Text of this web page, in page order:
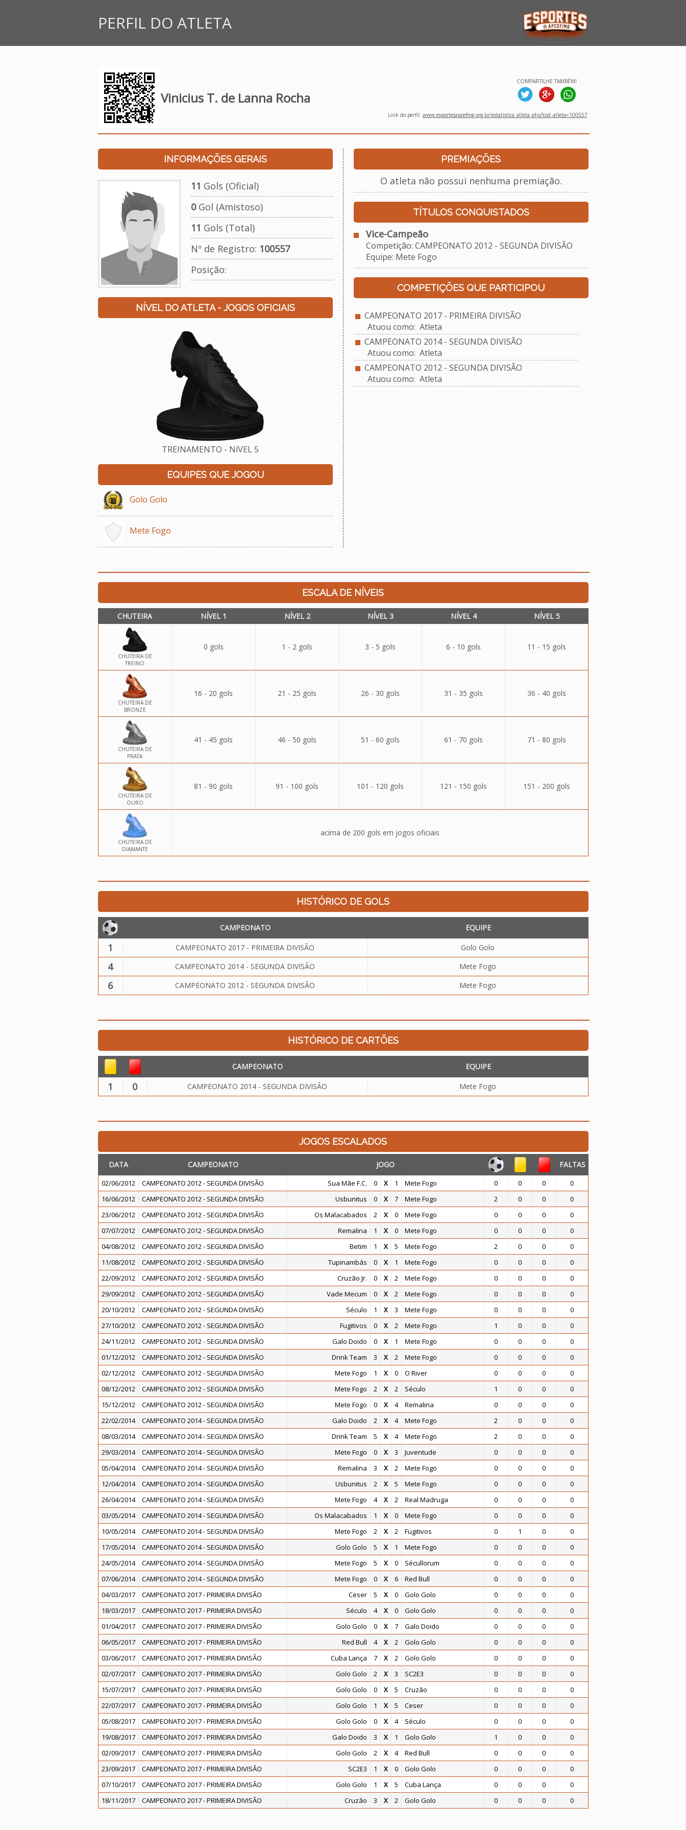
PERFIL DO ATLETA
Vinicius T. de Lanna Rocha
COMPARTILHE TAMBÉM!
Link do perfil: www.esportesapcefmg.org.br/estatistica_atleta.php?cod_atleta=100557
INFORMAÇÕES GERAIS
11 Gols (Oficial)
0Gol (Amistoso)
11 Gols (Total)
Nº de Registro: 100557
Posição:
NÍVEL DO ATLETA - JOGOS OFICIAIS
TREINAMENTO - NíVEL 5
EQUIPES QUE JOGOU
Golo Golo
Mete Fogo
PREMIAÇÕES
O atleta não possui nenhuma premiação.
TÍTULOS CONQUISTADOS
Vice-Campeão
Competição: CAMPEONATO 2012 - SEGUNDA DIVISÃO
Equipe: Mete Fogo
COMPETIÇÕES QUE PARTICIPOU
CAMPEONATO 2017 - PRIMEIRA DIVISÃO
Atuou como: Atleta
CAMPEONATO 2014 - SEGUNDA DIVISÃO
Atuou como: Atleta
CAMPEONATO 2012 - SEGUNDA DIVISÃO
Atuou como: Atleta
ESCALA DE NÍVEIS
CHUTEIRA NÍVEL 1 NÍVEL 2 NÍVEL 3 NÍVEL 4 NÍVEL 5
CHUTEIRA DE
TREINO
0 gols 1 - 2 gols 3 - 5 gols 6 - 10 gols 11 - 15 gols
CHUTEIRA DE
BRONZE
16 - 20 gols 21 - 25 gols 26 - 30 gols 31 - 35 gols 36 - 40 gols
CHUTEIRA DE
PRATA
41 - 45 gols 46 - 50 gols 51 - 60 gols 61 - 70 gols 71 - 80 gols
CHUTEIRA DE
OURO
81 - 90 gols 91 - 100 gols 101 - 120 gols 121 - 150 gols 151 - 200 gols
CHUTEIRA DE
DIAMANTE
acima de 200 gols em jogos oficiais
HISTÓRICO DE GOLS
CAMPEONATO EQUIPE
1 CAMPEONATO 2017 - PRIMEIRA DIVISÃO Golo Golo
4 CAMPEONATO 2014 - SEGUNDA DIVISÃO Mete Fogo
6 CAMPEONATO 2012 - SEGUNDA DIVISÃO Mete Fogo
HISTÓRICO DE CARTÕES
CAMPEONATO EQUIPE
1 0 CAMPEONATO 2014 - SEGUNDA DIVISÃO Mete Fogo
JOGOS ESCALADOS
DATA CAMPEONATO JOGO FALTAS
02/06/2012 CAMPEONATO 2012 - SEGUNDA DIVISÃO Sua Mãe F.C. 0 X 1 Mete Fogo 0 0 0
0
16/06/2012
CAMPEONATO 2012 - SEGUNDA DIVISÃO Usbunitus 0 X 7 Mete Fogo 2 0 0
0
23/06/2012
CAMPEONATO 2012 - SEGUNDA DIVISÃO Os Malacabados 2 X 0 Mete Fogo 0 0 0
0
07/07/2012
CAMPEONATO 2012 - SEGUNDA DIVISÃO Remalina 1 X 0 Mete Fogo 0 0 0
0
04/08/2012
CAMPEONATO 2012 - SEGUNDA DIVISÃO Betim 1 X 5 Mete Fogo 2 0 0
0
11/08/2012
CAMPEONATO 2012 - SEGUNDA DIVISÃO Tupinambás 0 X 1 Mete Fogo 0 0 0
0
22/09/2012
CAMPEONATO 2012 - SEGUNDA DIVISÃO Cruzão Jr. 0 X 2 Mete Fogo 0 0 0
0
29/09/2012
CAMPEONATO 2012 - SEGUNDA DIVISÃO Vade Mecum 0 X 2 Mete Fogo 0 0 0
0
20/10/2012
CAMPEONATO 2012 - SEGUNDA DIVISÃO Século 1 X 3 Mete Fogo 0 0 0
0
27/10/2012
CAMPEONATO 2012 - SEGUNDA DIVISÃO Fugitivos 0 X 2 Mete Fogo 1 0 0
0
24/11/2012
CAMPEONATO 2012 - SEGUNDA DIVISÃO Galo Doido 0 X 1 Mete Fogo 0 0 0
0
01/12/2012
CAMPEONATO 2012 - SEGUNDA DIVISÃO Drink Team 3 X 2 Mete Fogo 0 0 0
0
02/12/2012
CAMPEONATO 2012 - SEGUNDA DIVISÃO Mete Fogo 1 X 0 O River 0 0 0
0
08/12/2012
CAMPEONATO 2012 - SEGUNDA DIVISÃO Mete Fogo 2 X 2 Século 1 0 0
0
15/12/2012
CAMPEONATO 2012 - SEGUNDA DIVISÃO Mete Fogo 0 X 4 Remalina 0 0 0
0
22/02/2014
CAMPEONATO 2014 - SEGUNDA DIVISÃO Galo Doido 2 X 4 Mete Fogo 2 0 0
0
08/03/2014
CAMPEONATO 2014 - SEGUNDA DIVISÃO Drink Team 5 X 4 Mete Fogo 2 0 0
0
29/03/2014
CAMPEONATO 2014 - SEGUNDA DIVISÃO Mete Fogo 0 X 3 Juventude 0 0 0
0
05/04/2014
CAMPEONATO 2014 - SEGUNDA DIVISÃO Remalina 3 X 2 Mete Fogo 0 0 0
0
12/04/2014
CAMPEONATO 2014 - SEGUNDA DIVISÃO Usbunitus 2 X 5 Mete Fogo 0 0 0
0
26/04/2014
CAMPEONATO 2014 - SEGUNDA DIVISÃO Mete Fogo 4 X 2 Real Madruga 0 0 0
0
03/05/2014
CAMPEONATO 2014 - SEGUNDA DIVISÃO Os Malacabados 1 X 0 Mete Fogo 0 0 0
0
10/05/2014
CAMPEONATO 2014 - SEGUNDA DIVISÃO Mete Fogo 2 X 2 Fugitivos 0 1 0
0
17/05/2014
CAMPEONATO 2014 - SEGUNDA DIVISÃO Golo Golo 5 X 1 Mete Fogo 0 0 0
0
24/05/2014
CAMPEONATO 2014 - SEGUNDA DIVISÃO Mete Fogo 5 X 0 Sécullorum 0 0 0
0
07/06/2014
CAMPEONATO 2014 - SEGUNDA DIVISÃO Mete Fogo 0 X 6 Red Bull 0 0 0
0
04/03/2017
CAMPEONATO 2017 - PRIMEIRA DIVISÃO Ceser 5 X 0 Golo Golo 0 0 0
0
18/03/2017
CAMPEONATO 2017 - PRIMEIRA DIVISÃO Século 4 X 0 Golo Golo 0 0 0
0
01/04/2017
CAMPEONATO 2017 - PRIMEIRA DIVISÃO Golo Golo 0 X 7 Galo Doido 0 0 0
0
06/05/2017
CAMPEONATO 2017 - PRIMEIRA DIVISÃO Red Bull 4 X 2 Golo Golo 0 0 0
0
03/06/2017
CAMPEONATO 2017 - PRIMEIRA DIVISÃO Cuba Lança 7 X 2 Golo Golo 0 0 0
0
02/07/2017
CAMPEONATO 2017 - PRIMEIRA DIVISÃO Golo Golo 2 X 3 SC2E3 0 0 0
0
15/07/2017
CAMPEONATO 2017 - PRIMEIRA DIVISÃO Golo Golo 0 X 5 Cruzão 0 0 0
0
22/07/2017
CAMPEONATO 2017 - PRIMEIRA DIVISÃO Golo Golo 1 X 5 Ceser 0 0 0
0
05/08/2017
CAMPEONATO 2017 - PRIMEIRA DIVISÃO Golo Golo 0 X 4 Século 0 0 0
0
19/08/2017
CAMPEONATO 2017 - PRIMEIRA DIVISÃO Galo Doido 3 X 1 Golo Golo 1 0 0
0
02/09/2017
CAMPEONATO 2017 - PRIMEIRA DIVISÃO Golo Golo 2 X 4 Red Bull 0 0 0
0
23/09/2017
CAMPEONATO 2017 - PRIMEIRA DIVISÃO SC2E3 1 X 0 Golo Golo 0 0 0
0
07/10/2017
CAMPEONATO 2017 - PRIMEIRA DIVISÃO Golo Golo 1 X 5 Cuba Lança 0 0 0
0
18/11/2017
CAMPEONATO 2017 - PRIMEIRA DIVISÃO Cruzão 3 X 2 Golo Golo 0 0 0 0